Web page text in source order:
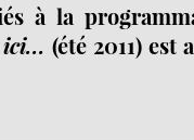
à la
(été 2011) est